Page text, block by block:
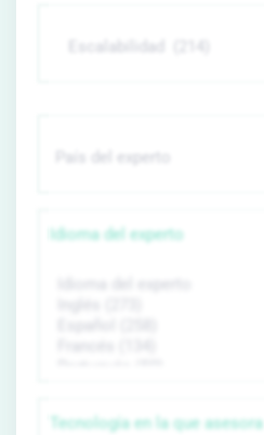
Idioma del experto
Tecnología en la que asesora